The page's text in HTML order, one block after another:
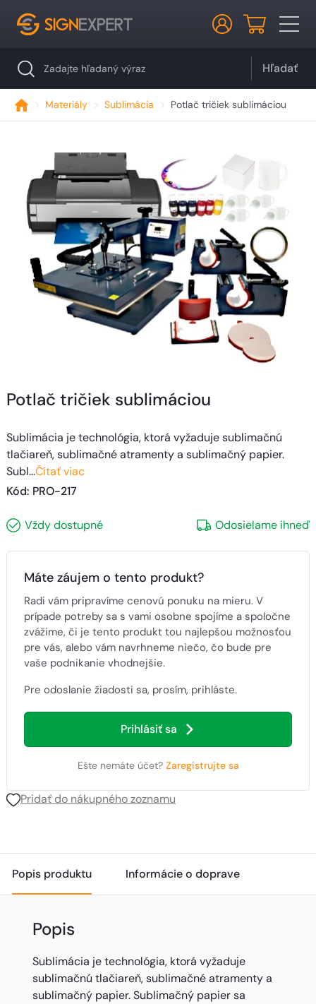
Hľadať
Materiály Sublimácia Potlač tričiek sublimáciou
Potlač tričiek sublimáciou
Sublimácia je technológia, ktorá vyžaduje sublimačnú
tlačiareň, sublimačné atramenty a sublimačný papier.
Subl…Čítať viac
Kód: PRO-217
Vždy dostupné Odosielame ihneď
Máte záujem o tento produkt?
Radi vám pripravíme cenovú ponuku na mieru. V
prípade potreby sa s vami osobne spojíme a spoločne
zvážime, či je tento produkt tou najlepšou možnosťou
pre vás, alebo vám navrhneme niečo, čo bude pre
vaše podnikanie vhodnejšie.
Pre odoslanie žiadosti sa, prosím, prihláste.
Prihlásiť sa
Ešte nemáte účet? Zaregistrujte sa
Pridať do nákupného zoznamu
Popis produktu Informácie o doprave
Popis
Sublimácia je technológia, ktorá vyžaduje
sublimačnú tlačiareň, sublimačné atramenty a
sublimačný papier. Sublimačný papier sa